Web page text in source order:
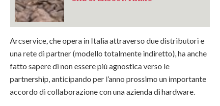
Arcservice, che opera in Italia attraverso due distributori e
una rete di partner (modello totalmente indiretto), ha anche
fatto sapere di non essere più agnostica verso le
partnership, anticipando per l’anno prossimo un importante
accordo di collaborazione con una azienda di hardware.